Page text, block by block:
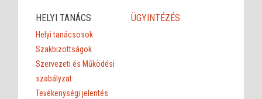
HELYI TANÁCS
Helyi tanácsosok
Szakbizottságok
Szervezeti és Működési
szabályzat
Tevékenységi jelentés
ÜGYINTÉZÉS